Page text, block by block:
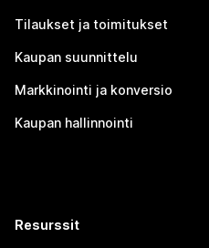
Tilaukset ja toimitukset
Kaupan suunnittelu
Markkinointi ja konversio
Kaupan hallinnointi
Resurssit